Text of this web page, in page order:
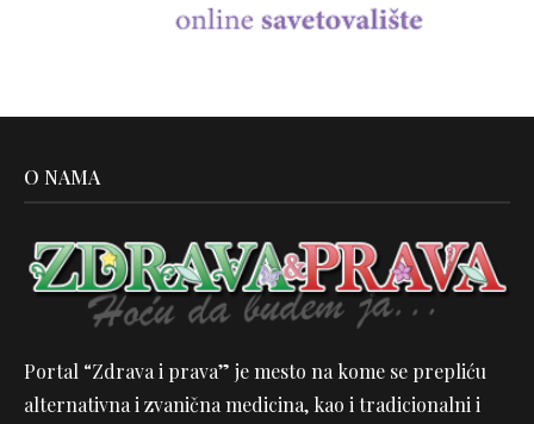
O NAMA
Portal “Zdrava i prava” je mesto na kome se prepliću
alternativna i zvanična medicina, kao i tradicionalni i